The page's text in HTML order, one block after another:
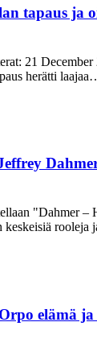
tapaus ja
21
herätti
"Dahmer
keskeisiä
elämä